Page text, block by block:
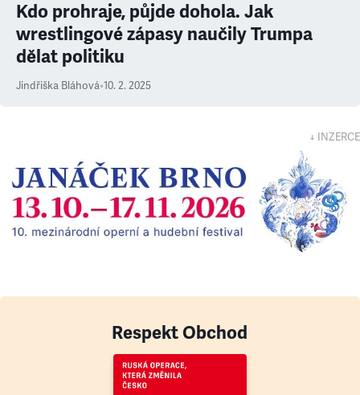
Kdo prohraje, půjde dohola. Jak
wrestlingové zápasy naučily Trumpa
dělat politiku
Jindřiška Bláhová•10. 2. 2025
↓ INZERCE
Respekt Obchod